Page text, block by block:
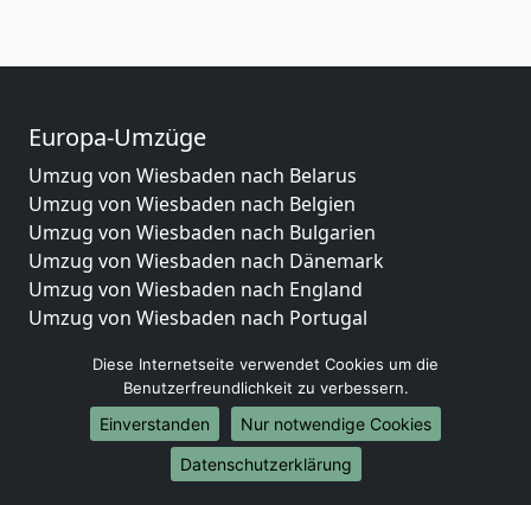
Europa-Umzüge
Umzug von Wiesbaden nach Belarus
Umzug von Wiesbaden nach Belgien
Umzug von Wiesbaden nach Bulgarien
Umzug von Wiesbaden nach Dänemark
Umzug von Wiesbaden nach England
Umzug von Wiesbaden nach Portugal
und Herzegowina
Umzug von Wiesbaden nach Irland
Umzug von Wiesbaden nach Lettland
Umzug von Wiesbaden nach Zypern
Umzug von Wiesbaden nach Kroatien
Diese Internetseite verwendet Cookies um die
Benutzerfreundlichkeit zu verbessern.
Einverstanden
Nur notwendige Cookies
Datenschutzerklärung